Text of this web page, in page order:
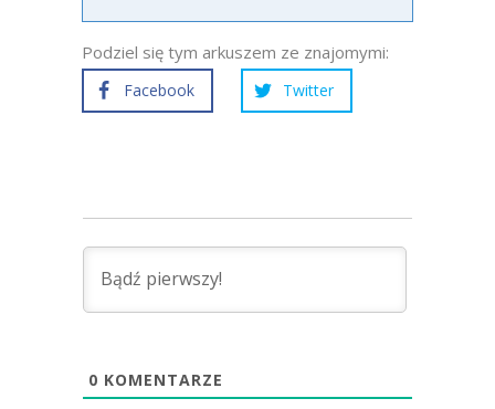
Podziel się tym arkuszem ze znajomymi:
Facebook Twitter
0 KOMENTARZE